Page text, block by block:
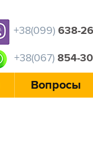
+38(099) 638-
+38(067) 854-
Вопросы